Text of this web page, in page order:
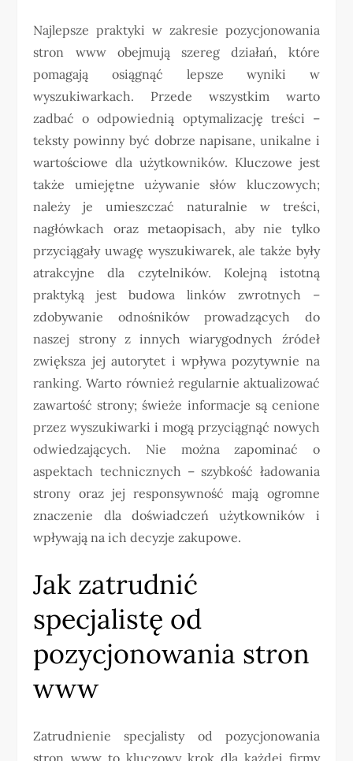
Najlepsze praktyki w zakresie pozycjonowania
stron www obejmują szereg działań, które
pomagają osiągnąć lepsze wyniki w
wyszukiwarkach. Przede wszystkim warto
zadbać o odpowiednią optymalizację treści –
teksty powinny być dobrze napisane, unikalne i
wartościowe dla użytkowników. Kluczowe jest
także umiejętne używanie słów kluczowych;
należy je umieszczać naturalnie w treści,
nagłówkach oraz metaopisach, aby nie tylko
przyciągały uwagę wyszukiwarek, ale także były
atrakcyjne dla czytelników. Kolejną istotną
praktyką jest budowa linków zwrotnych –
zdobywanie odnośników prowadzących do
naszej strony z innych wiarygodnych źródeł
zwiększa jej autorytet i wpływa pozytywnie na
ranking. Warto również regularnie aktualizować
zawartość strony; świeże informacje są cenione
przez wyszukiwarki i mogą przyciągnąć nowych
odwiedzających. Nie można zapominać o
aspektach technicznych – szybkość ładowania
strony oraz jej responsywność mają ogromne
znaczenie dla doświadczeń użytkowników i
wpływają na ich decyzje zakupowe.
Jak zatrudnić
specjalistę od
pozycjonowania stron
www
Zatrudnienie specjalisty od pozycjonowania
stron www to kluczowy krok dla każdej firmy